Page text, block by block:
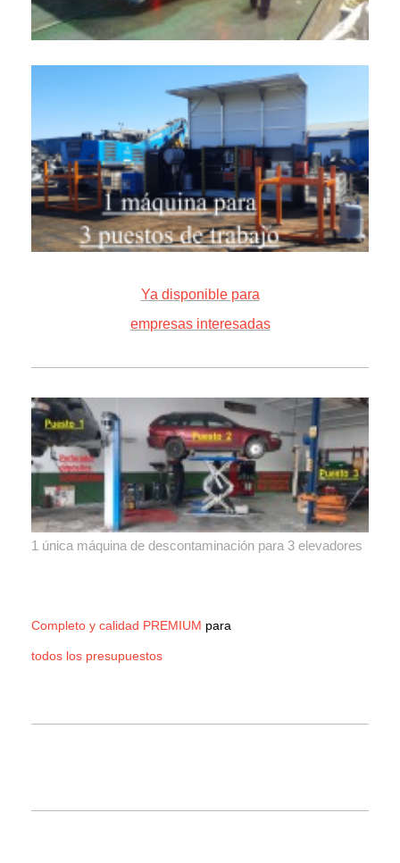
Ya disponible para
empresas interesadas
1 única máquina de descontaminación para 3 elevadores
Completo y calidad PREMIUM para
todos los presupuestos